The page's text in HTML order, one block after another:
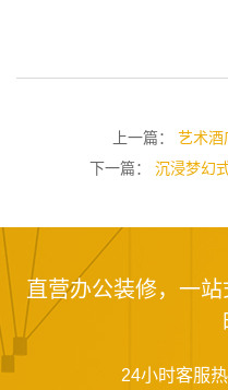
上一篇： 艺术
下一篇： 沉浸梦幻
直营办公装修，一
24小时客服